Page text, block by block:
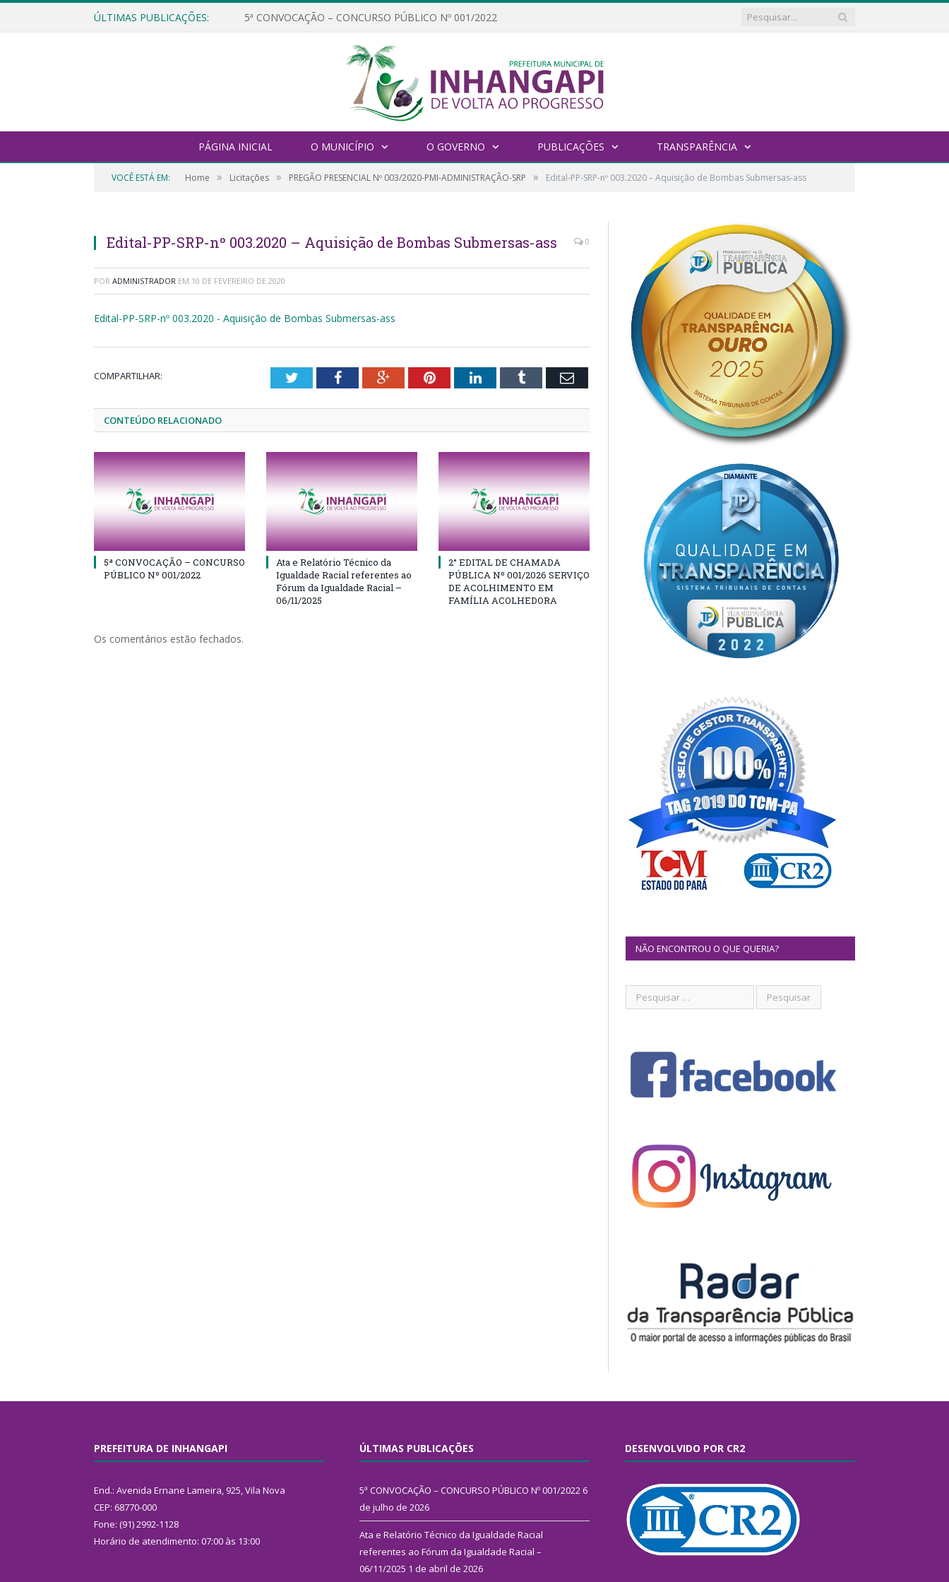
ÚLTIMAS PUBLICAÇÕES: 5ª CONVOCAÇÃO – CONCURSO PÚBLICO Nº 001/2022
PÁGINA INICIAL O MUNICÍPIO O GOVERNO PUBLICAÇÕES TRANSPARÊNCIA
VOCÊ ESTÁ EM: Home » Licitações » PREGÃO PRESENCIAL Nº 003/2020-PMI-ADMINISTRAÇÃO-SRP » Edital-PP-SRP-nº 003.2020 – Aquisição de Bombas Submersas-ass
Edital-PP-SRP-nº 003.2020 – Aquisição de Bombas Submersas-ass 0
POR ADMINISTRADOR EM 10 DE FEVEREIRO DE 2020
Edital-PP-SRP-nº 003.2020 - Aquisição de Bombas Submersas-ass
COMPARTILHAR: TwitterFacebookGoogle+PinterestLinkedInTumblr Email
CONTEÚDO RELACIONADO
5ª CONVOCAÇÃO – CONCURSO
PÚBLICO Nº 001/2022
Ata e Relatório Técnico da
Igualdade Racial referentes ao
Fórum da Igualdade Racial –
06/11/2025
2° EDITAL DE CHAMADA
PÚBLICA Nº 001/2026 SERVIÇO
DE ACOLHIMENTO EM
FAMÍLIA ACOLHEDORA
Os comentários estão fechados.
NÃO ENCONTROU O QUE QUERIA?
PREFEITURA DE INHANGAPI
End.: Avenida Ernane Lameira, 925, Vila Nova
CEP: 68770-000
Fone: (91) 2992-1128
Horário de atendimento: 07:00 às 13:00
ÚLTIMAS PUBLICAÇÕES
5ª CONVOCAÇÃO – CONCURSO PÚBLICO Nº 001/2022 6
de julho de 2026
Ata e Relatório Técnico da Igualdade Racial
referentes ao Fórum da Igualdade Racial –
06/11/2025 1 de abril de 2026
DESENVOLVIDO POR CR2